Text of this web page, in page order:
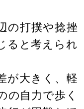
の打撲や捻挫
ると考えられ
が大きく、軽
の自力で歩く